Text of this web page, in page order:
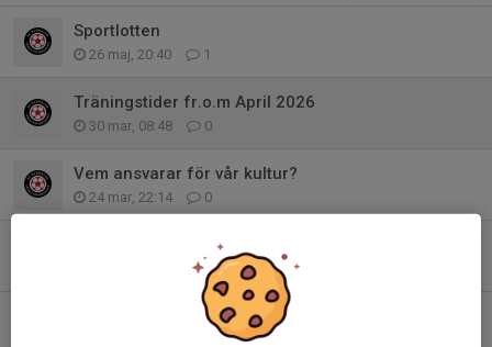
Sportlotten
26 maj, 20:40 1
Träningstider fr.o.m April 2026
30 mar, 08:48 0
Vem ansvarar för vår kultur?
24 mar, 22:14 0
Info kommande cuper
1
Träning under Sportlovet